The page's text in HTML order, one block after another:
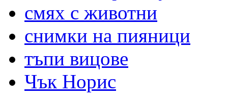
смях с животни
снимки на пияници
тъпи вицове
Чък Норис